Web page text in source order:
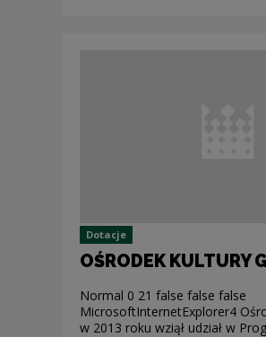
Dotacje
OŚRODEK KULTURY
Normal 0 21 false false false
MicrosoftInternetExplorer4
w 2013 roku wziął udział w